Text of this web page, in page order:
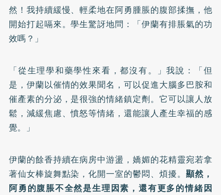
然！我持續緩慢、輕柔地在阿勇腫脹的腹部揉撫，他
開始打起嗝來。學生驚訝地問：「伊蘭有排脹氣的功
效嗎？」
「從生理學和藥學性來看，都沒有。」我說：「但
是，伊蘭以催情的效果聞名，可以促進大腦多巴胺和
催產素的分泌，是很強的情緒鎮定劑。它可以讓人放
鬆，減緩焦慮、憤怒等情緒，還能讓人產生幸福的感
覺。」
伊蘭的餘香持續在病房中游盪，嬌媚的花精靈宛若拿
著仙女棒旋舞點染，化開一室的鬱悶、煩擾。 顯然，
阿勇的腹脹不全然是生理因素，還有更多的情緒因